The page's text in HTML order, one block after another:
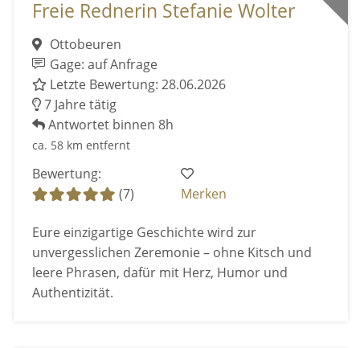
Freie Rednerin Stefanie Wolter
Ottobeuren
Gage: auf Anfrage
Letzte Bewertung: 28.06.2026
7 Jahre tätig
Antwortet binnen 8h
ca. 58 km entfernt
Bewertung:
(7)
Merken
Eure einzigartige Geschichte wird zur
unvergesslichen Zeremonie – ohne Kitsch und
leere Phrasen, dafür mit Herz, Humor und
Authentizität.